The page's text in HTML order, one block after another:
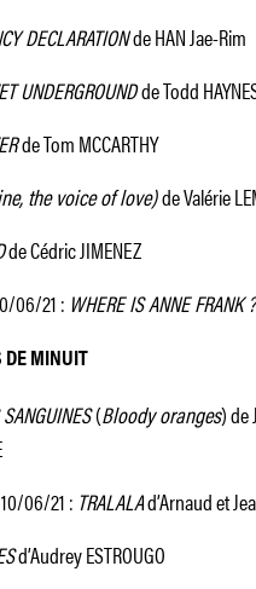
DECLARATIONde HAN Jae-Rim
UNDERGROUNDde Todd
de Tom MCCARTHY
the voice of love)de Valérie
de Cédric JIMENEZ
06/21 : WHERE IS ANNE FRANK
DE MINUIT
(Bloody oranges) de
06/21 : TRALALAd’Arnaud et
d’Audrey ESTROUGO